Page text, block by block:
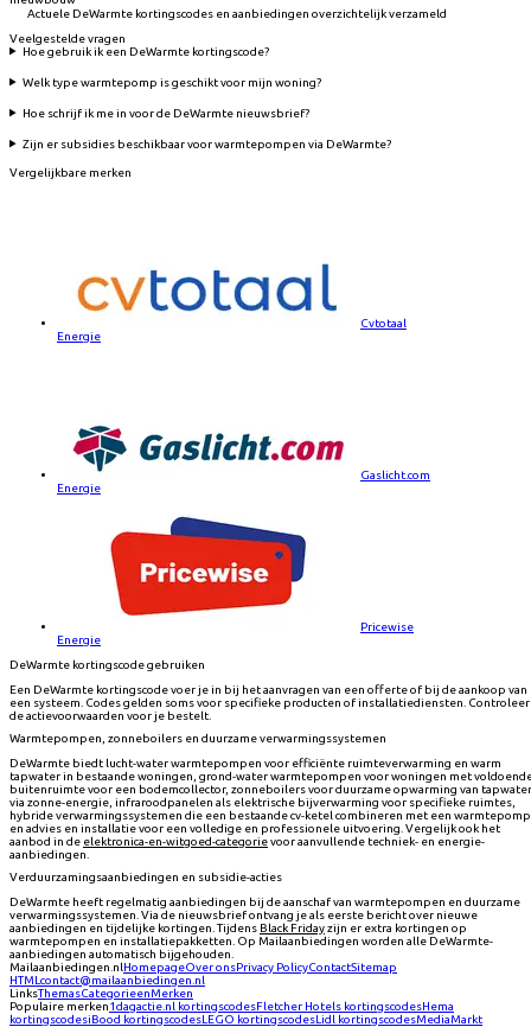
Actuele DeWarmte kortingscodes en aanbiedingen overzichtelijk verzameld
Veelgestelde vragen
Hoe gebruik ik een DeWarmte kortingscode?
Welk type warmtepomp is geschikt voor mijn woning?
Hoe schrijf ik me in voor de DeWarmte nieuwsbrief?
Zijn er subsidies beschikbaar voor warmtepompen via DeWarmte?
Vergelijkbare merken
Cvtotaal
Energie
Gaslicht.com
Energie
Pricewise
Energie
DeWarmte kortingscode gebruiken
Een DeWarmte kortingscode voer je in bij het aanvragen van een offerte of bij de aankoop van
een systeem. Codes gelden soms voor specifieke producten of installatiediensten. Controleer
de actievoorwaarden voor je bestelt.
Warmtepompen, zonneboilers en duurzame verwarmingssystemen
DeWarmte biedt lucht-water warmtepompen voor efficiënte ruimteverwarming en warm
tapwater in bestaande woningen, grond-water warmtepompen voor woningen met
buitenruimte voor een bodemcollector, zonneboilers voor duurzame opwarming van tapwater
via zonne-energie, infraroodpanelen als elektrische bijverwarming voor specifieke ruimtes,
hybride verwarmingssystemen die een bestaande cv-ketel combineren met een
en advies en installatie voor een volledige en professionele uitvoering. Vergelijk ook het
aanbod in de elektronica-en-witgoed-categorievoor aanvullende techniek- en energie-
aanbiedingen.
Verduurzamingsaanbiedingen en subsidie-acties
DeWarmte heeft regelmatig aanbiedingen bij de aanschaf van warmtepompen en duurzame
verwarmingssystemen. Via de nieuwsbrief ontvang je als eerste bericht over nieuwe
aanbiedingen en tijdelijke kortingen. Tijdens Black Fridayzijn er extra kortingen op
warmtepompen en installatiepakketten. Op Mailaanbiedingen worden alle DeWarmte-
aanbiedingen automatisch bijgehouden.
Mailaanbiedingen.nlHomepageOver onsPrivacy PolicyContactSitemap
HTMLcontact@mailaanbiedingen.nl
LinksThemasCategorieenMerken
Populaire merken1dagactie.nl kortingscodesFletcher Hotels kortingscodesHema
kortingscodesiBood kortingscodesLEGO kortingscodesLidl kortingscodesMediaMarkt